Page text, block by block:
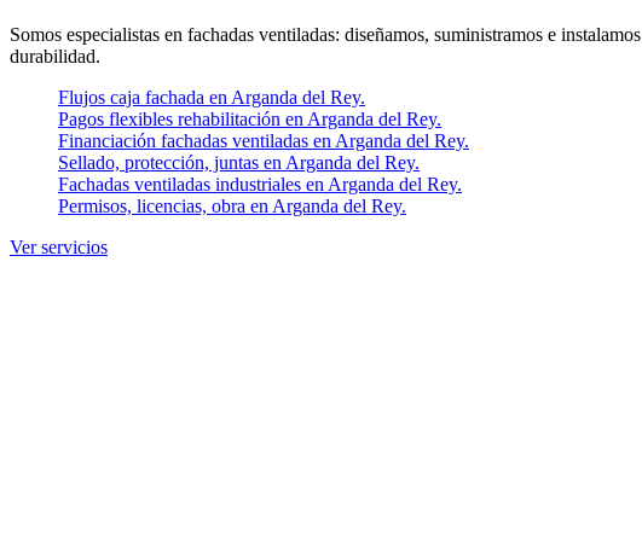
Somos especialistas en fachadas ventiladas: diseñamos, suministramos e
durabilidad.
Flujos caja fachada en Arganda del Rey.
Pagos flexibles rehabilitación en Arganda del Rey.
Financiación fachadas ventiladas en Arganda del Rey.
Sellado, protección, juntas en Arganda del Rey.
Fachadas ventiladas industriales en Arganda del Rey.
Permisos, licencias, obra en Arganda del Rey.
Ver servicios